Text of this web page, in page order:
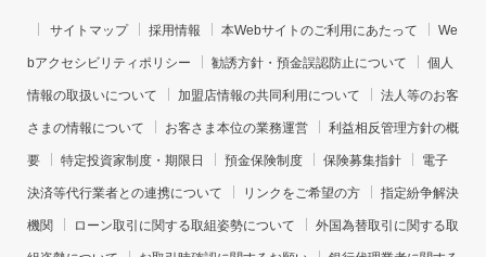
サイトマップ 採用情報 本Webサイトのご利用にあたって We
bアクセシビリティポリシー 勧誘方針・預金誤認防止について 個人
情報の取扱いについて 加盟店情報の共同利用について 法人等のお客
さまの情報について お客さま本位の業務運営 利益相反管理方針の概
要 特定投資家制度・期限日 預金保険制度 保険募集指針 電子
決済等代行業者との連携について リンクをご希望の方 指定紛争解決
機関 ローン取引に関する取組姿勢について 外国為替取引に関する取